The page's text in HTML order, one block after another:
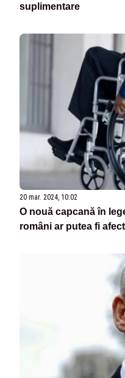
suplimentare
20 mar. 2024, 10:02
O nouă capcană în
români ar putea fi